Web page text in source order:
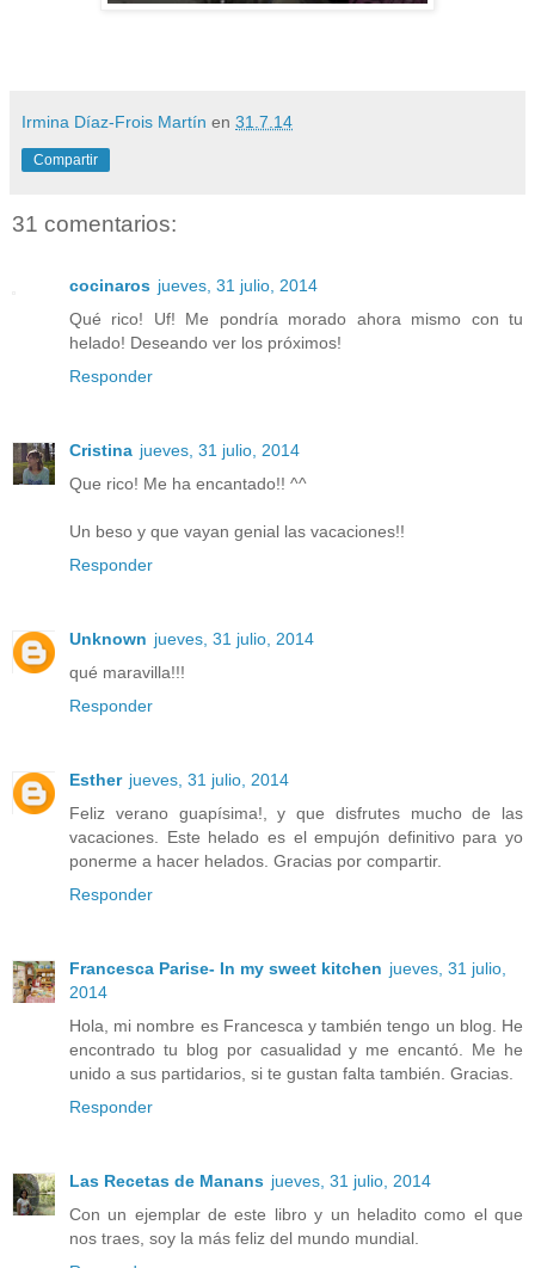
Irmina Díaz-Frois Martín en 31.7.14
Compartir
31 comentarios:
cocinaros jueves, 31 julio, 2014
Qué rico! Uf! Me pondría morado ahora mismo con tu
helado! Deseando ver los próximos!
Responder
Cristina jueves, 31 julio, 2014
Que rico! Me ha encantado!! ^^
Un beso y que vayan genial las vacaciones!!
Responder
Unknown jueves, 31 julio, 2014
qué maravilla!!!
Responder
Esther jueves, 31 julio, 2014
Feliz verano guapísima!, y que disfrutes mucho de las
vacaciones. Este helado es el empujón definitivo para yo
ponerme a hacer helados. Gracias por compartir.
Responder
Francesca Parise- In my sweet kitchen jueves, 31 julio,
2014
Hola, mi nombre es Francesca y también tengo un blog. He
encontrado tu blog por casualidad y me encantó. Me he
unido a sus partidarios, si te gustan falta también. Gracias.
Responder
Las Recetas de Manans jueves, 31 julio, 2014
Con un ejemplar de este libro y un heladito como el que
nos traes, soy la más feliz del mundo mundial.